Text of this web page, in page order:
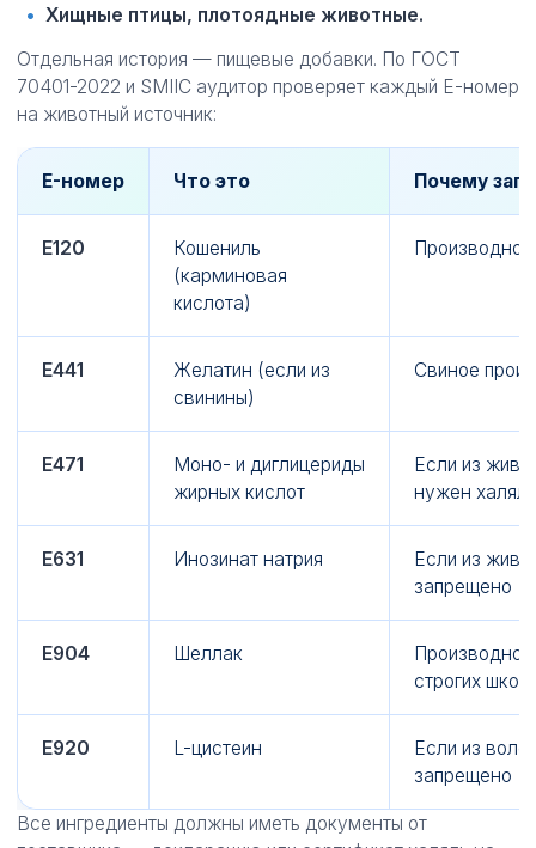
Хищные птицы, плотоядные животные.
Отдельная история — пищевые добавки. По ГОСТ
70401-2022 и SMIIC аудитор проверяет каждый E-номер
на животный источник:
E-номер Что это Почему
E120
Кошениль
(карминовая
кислота)
E441
Желатин (если из
свинины)
Свиное
E471
Моно- и диглицериды
жирных кислот
Если из
нужен
E631 Инозинат натрия
Если из
запрещено
E904 Шеллак
строгих
E920 L-цистеин
Если из
запрещено
Все ингредиенты должны иметь документы от